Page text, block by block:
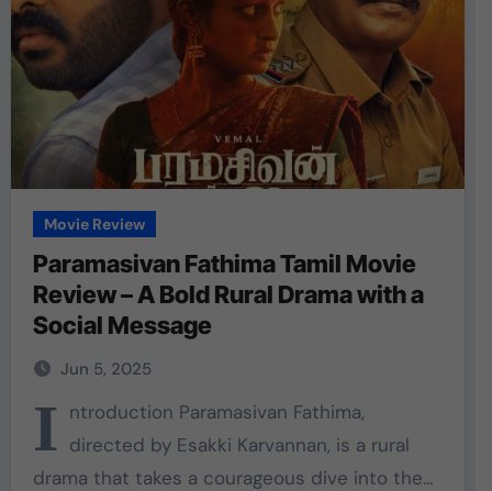
Movie Review
Paramasivan Fathima Tamil Movie
Review – A Bold Rural Drama with a
Social Message
Jun 5, 2025
I ntroduction Paramasivan Fathima,
directed by Esakki Karvannan, is a rural
drama that takes a courageous dive into the…